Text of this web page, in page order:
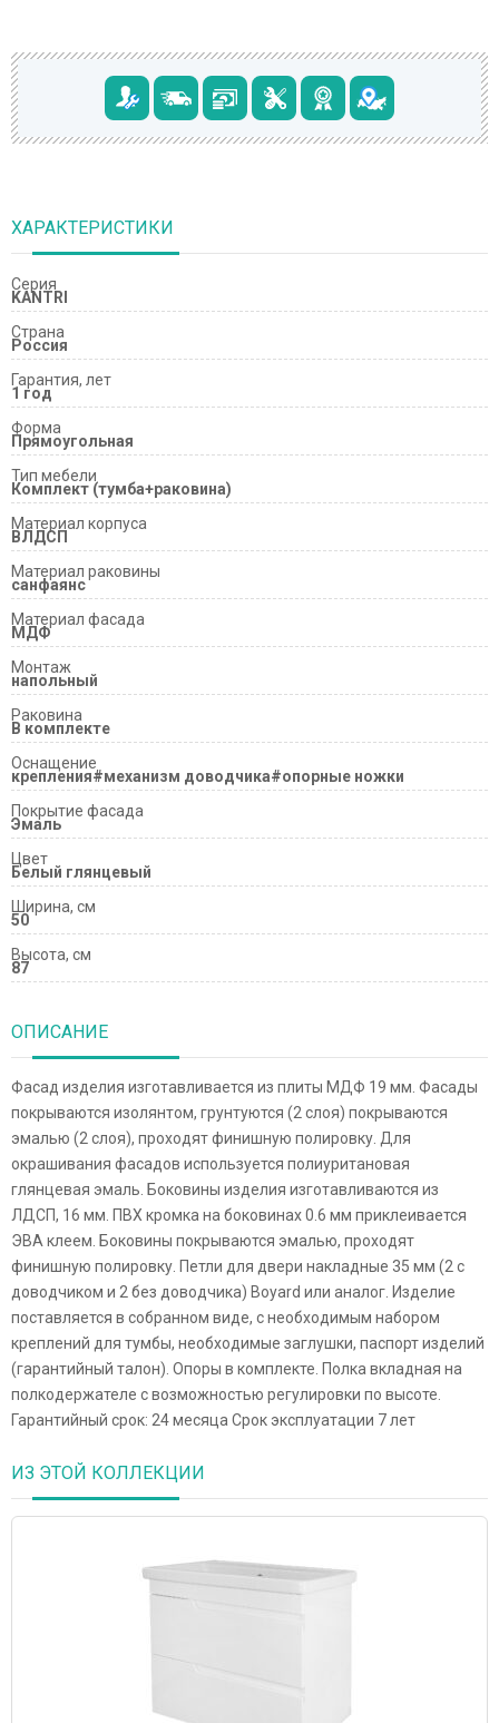
ХАРАКТЕРИСТИКИ
Серия
KANTRI
Страна
Россия
Гарантия, лет
1 год
Форма
Прямоугольная
Тип мебели
Комплект (тумба+раковина)
Материал корпуса
ВЛДСП
Материал раковины
санфаянс
Материал фасада
МДФ
Монтаж
напольный
Раковина
В комплекте
Оснащение
крепления#механизм доводчика#опорные ножки
Покрытие фасада
Эмаль
Цвет
Белый глянцевый
Ширина, см
50
Высота, см
87
ОПИСАНИЕ
Фасад изделия изготавливается из плиты МДФ 19 мм. Фасады
покрываются изолянтом, грунтуются (2 слоя) покрываются
эмалью (2 слоя), проходят финишную полировку. Для
окрашивания фасадов используется полиуритановая
глянцевая эмаль. Боковины изделия изготавливаются из
ЛДСП, 16 мм. ПВХ кромка на боковинах 0.6 мм приклеивается
ЭВА клеем. Боковины покрываются эмалью, проходят
финишную полировку. Петли для двери накладные 35 мм (2 с
доводчиком и 2 без доводчика) Boyard или аналог. Изделие
поставляется в собранном виде, с необходимым набором
креплений для тумбы, необходимые заглушки, паспорт изделий
(гарантийный талон). Опоры в комплекте. Полка вкладная на
полкодержателе с возможностью регулировки по высоте.
Гарантийный срок: 24 месяца Срок эксплуатации 7 лет
ИЗ ЭТОЙ КОЛЛЕКЦИИ